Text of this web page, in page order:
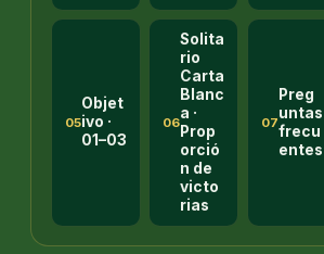
05
Objet
ivo ·
01–03
06
Solita
rio
Carta
Blanc
a ·
Prop
orció
n de
victo
rias
07
Preg
untas
frecu
entes